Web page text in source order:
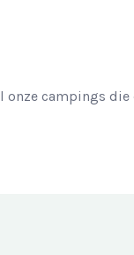
onze campings die